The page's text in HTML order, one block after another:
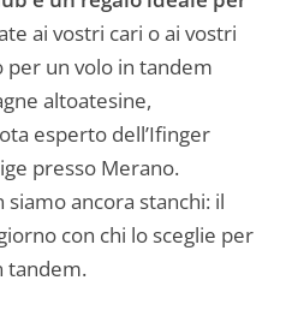
ai vostri cari o ai vostri
un volo in tandem
altoatesine,
esperto dell’Ifinger
presso Merano.
ancora stanchi: il
con chi lo sceglie per
tandem.